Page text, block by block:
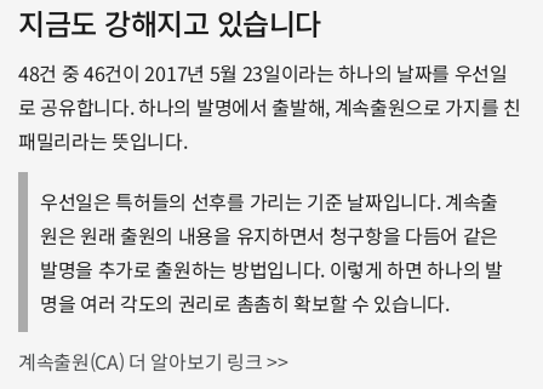
지금도 강해지고 있습니다
48건 중 46건이 2017년 5월 23일이라는 하나의 날짜를 우선일
로 공유합니다. 하나의 발명에서 출발해, 계속출원으로 가지를 친
패밀리라는 뜻입니다.
우선일은 특허들의 선후를 가리는 기준 날짜입니다. 계속출
원은 원래 출원의 내용을 유지하면서 청구항을 다듬어 같은
발명을 추가로 출원하는 방법입니다. 이렇게 하면 하나의 발
명을 여러 각도의 권리로 촘촘히 확보할 수 있습니다.
계속출원(CA) 더 알아보기 링크 >>